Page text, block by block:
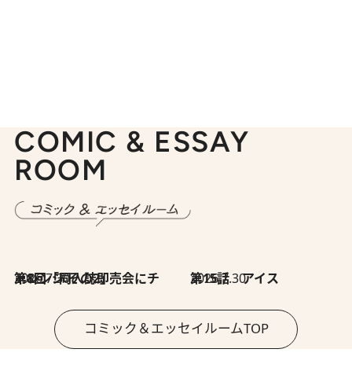
COMIC & ESSAY
ROOM
2026.7.30
第8回「同人誌即売会にチャレンジ その2」 2026.7.30
第15話 アイス
コミック＆エッセイルームTOP